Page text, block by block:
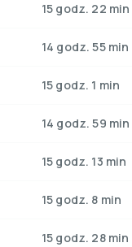
15 godz. 22 min
14 godz. 55 min
15 godz. 1 min
14 godz. 59 min
15 godz. 13 min
15 godz. 8 min
15 godz. 28 min